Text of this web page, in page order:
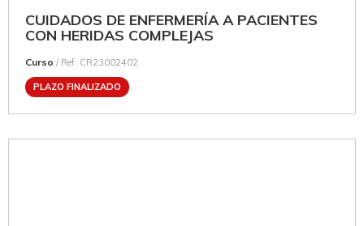
CUIDADOS DE ENFERMERÍA A PACIENTES
CON HERIDAS COMPLEJAS
Curso / Ref: CR23002402
PLAZO FINALIZADO